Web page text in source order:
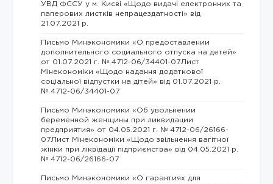
УВД ФССУ у м. Києві «Щодо видачі електронних та
паперових листків непрацездатності» від
21.07.2021 р.
Письмо Минэкономики «О предоставлении
дополнительного социального отпуска на детей»
от 01.07.2021 г. № 4712-06/34401-07Лист
Мінекономіки «Щодо надання додаткової
соціальної відпустки на дітей» від 01.07.2021 р.
№ 4712-06/34401-07
Письмо Минэкономики «Об увольнении
беременной женщины при ликвидации
предприятия» от 04.05.2021 г. № 4712-06/26166-
07Лист Мінекономіки «Щодо звільнення вагітної
жінки при ліквідації підприємства» від 04.05.2021 р.
№ 4712-06/26166-07
Письмо Минэкономики «О гарантиях для